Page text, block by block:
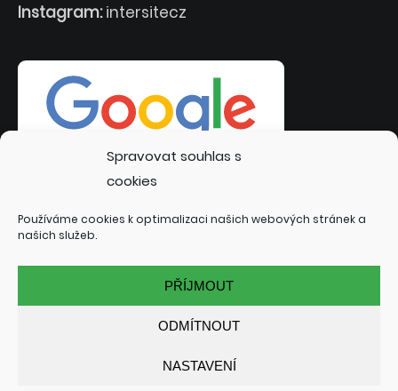
Spravovat souhlas s
cookies
Používáme cookies k optimalizaci našich webových stránek a
našich služeb.
PŘÍJMOUT
ODMÍTNOUT
NASTAVENÍ
Instagram: intersitecz
© 2022 INTERSITE.CZ | TVORBA WEBOVÝCH STRÁNEK: